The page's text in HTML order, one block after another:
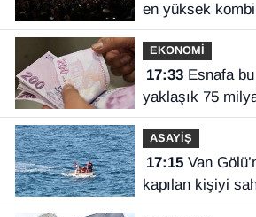
en yüksek
EKONOMİ
17:33Esnafa bu yılın ilk yarısında
yaklaşık 75
ASAYİŞ
17:15Van Gölü’nde akıntıya
kapılan kişiyi
kurtardı